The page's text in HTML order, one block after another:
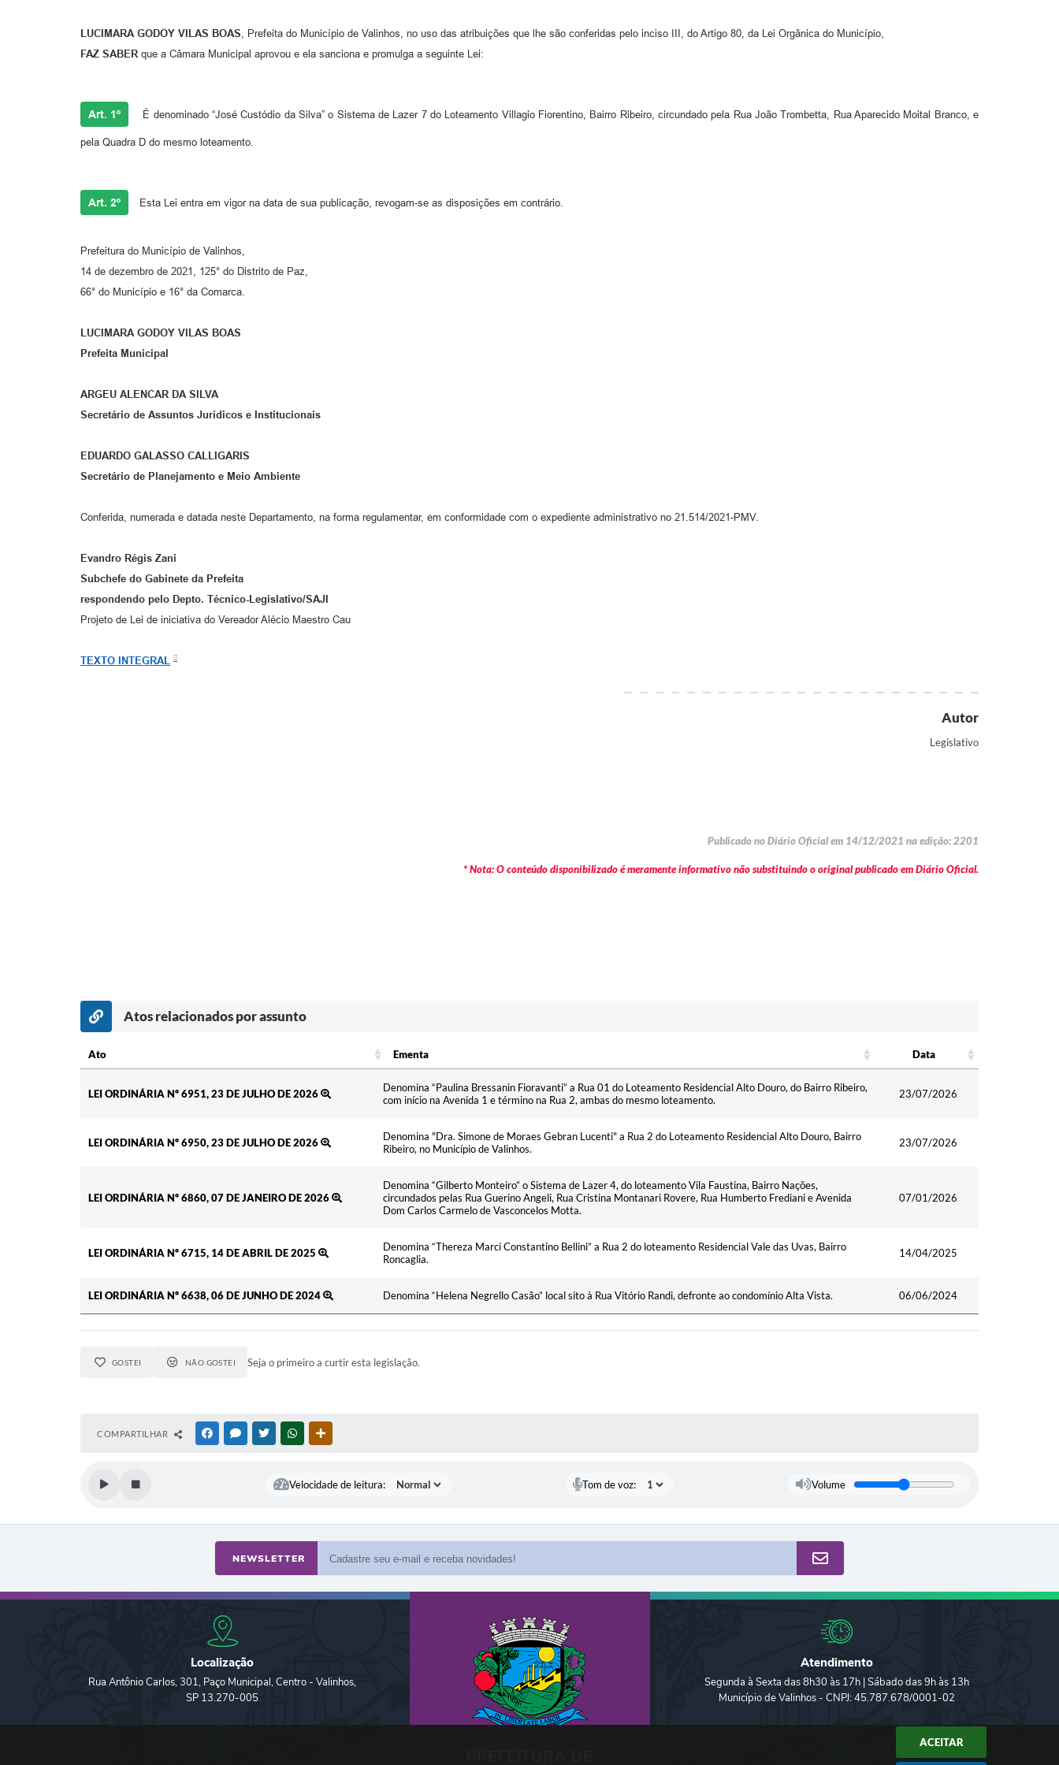
ACEITAR
LUCIMARA GODOY VILAS BOAS , Prefeita do Município de Valinhos, no uso das atribuições que lhe são conferidas pelo inciso III, do Artigo 80, da Lei Orgânica do Município,
FAZ SABER que a Câmara Municipal aprovou e ela sanciona e promulga a seguinte Lei:
Art. 1º É denominado “José Custódio da Silva” o Sistema de Lazer 7 do Loteamento Villagio Fiorentino, Bairro Ribeiro, circundado pela Rua João Trombetta, Rua Aparecido Moital Branco, e
pela Quadra D do mesmo loteamento.
Art. 2º Esta Lei entra em vigor na data de sua publicação, revogam-se as disposições em contrário.
Prefeitura do Município de Valinhos,
14 de dezembro de 2021, 125° do Distrito de Paz,
66° do Município e 16° da Comarca.
LUCIMARA GODOY VILAS BOAS
Prefeita Municipal
ARGEU ALENCAR DA SILVA
Secretário de Assuntos Jurídicos e Institucionais
EDUARDO GALASSO CALLIGARIS
Secretário de Planejamento e Meio Ambiente
Conferida, numerada e datada neste Departamento, na forma regulamentar, em conformidade com o expediente administrativo no 21.514/2021-PMV.
Evandro Régis Zani
Subchefe do Gabinete da Prefeita
respondendo pelo Depto. Técnico-Legislativo/SAJI
Projeto de Lei de iniciativa do Vereador Alécio Maestro Cau
TEXTO INTEGRAL
Autor
Legislativo
Publicado no Diário Oficial em 14/12/2021 na edição: 2201
* Nota: O conteúdo disponibilizado é meramente informativo não substituindo o original publicado em Diário Oficial.
Atos relacionados por assunto
Ato Ementa
Data
LEI ORDINÁRIA Nº 6951, 23 DE JULHO DE 2026
Denomina “Paulina Bressanin Fioravanti” a Rua 01 do Loteamento Residencial Alto Douro, do Bairro Ribeiro,
com início na Avenida 1 e término na Rua 2, ambas do mesmo loteamento.
23/07/2026
LEI ORDINÁRIA Nº 6950, 23 DE JULHO DE 2026
Denomina "Dra. Simone de Moraes Gebran Lucenti" a Rua 2 do Loteamento Residencial Alto Douro, Bairro
Ribeiro, no Município de Valinhos.
23/07/2026
LEI ORDINÁRIA Nº 6860, 07 DE JANEIRO DE 2026
Denomina “Gilberto Monteiro” o Sistema de Lazer 4, do loteamento Vila Faustina, Bairro Nações,
circundados pelas Rua Guerino Angeli, Rua Cristina Montanari Rovere, Rua Humberto Frediani e Avenida
Dom Carlos Carmelo de Vasconcelos Motta.
07/01/2026
LEI ORDINÁRIA Nº 6715, 14 DE ABRIL DE 2025
Denomina “Thereza Marci Constantino Bellini” a Rua 2 do loteamento Residencial Vale das Uvas, Bairro
Roncaglia.
14/04/2025
LEI ORDINÁRIA Nº 6638, 06 DE JUNHO DE 2024 Denomina “Helena Negrello Casão” local sito à Rua Vitório Randi, defronte ao condomínio Alta Vista. 06/06/2024
GOSTEI NÃO GOSTEI Seja o primeiro a curtir esta legislação.
COMPARTILHAR FACEBOOKMESSENGER
TWITTERWHATSAPP
Velocidade de leitura: Tom de voz: Volume
NEWSLETTER
Localização
Rua Antônio Carlos, 301, Paço Municipal, Centro - Valinhos,
SP 13.270-005
Atendimento
Segunda à Sexta das 8h30 às 17h | Sábado das 9h às 13h
Município de Valinhos - CNPJ: 45.787.678/0001-02